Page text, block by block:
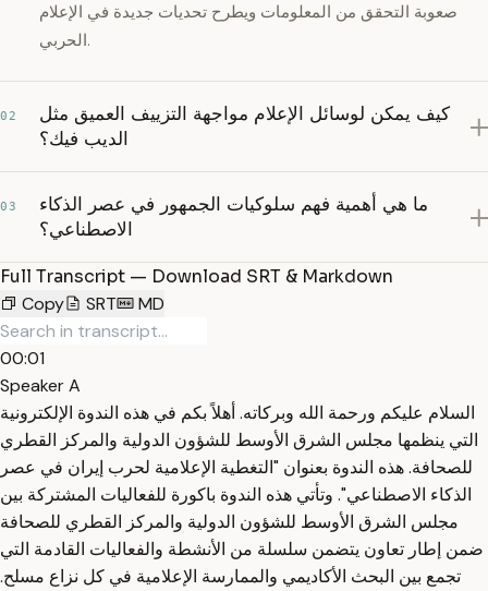
صعوبة التحقق من المعلومات ويطرح تحديات جديدة في الإعلام
الحربي.
02
كيف يمكن لوسائل الإعلام مواجهة التزييف العميق مثل
الديب فيك؟
03
ما هي أهمية فهم سلوكيات الجمهور في عصر الذكاء
الاصطناعي؟
Full Transcript — Download SRT & Markdown
Copy
SRT MD
00:01
Speaker A
السلام عليكم ورحمة الله وبركاته. أهلاً بكم في هذه الندوة الإلكترونية
التي ينظمها مجلس الشرق الأوسط للشؤون الدولية والمركز القطري
للصحافة. هذه الندوة بعنوان "التغطية الإعلامية لحرب إيران في عصر
الذكاء الاصطناعي". وتأتي هذه الندوة باكورة للفعاليات المشتركة بين
مجلس الشرق الأوسط للشؤون الدولية والمركز القطري للصحافة
ضمن إطار تعاون يتضمن سلسلة من الأنشطة والفعاليات القادمة التي
تجمع بين البحث الأكاديمي والممارسة الإعلامية في كل نزاع مسلح.